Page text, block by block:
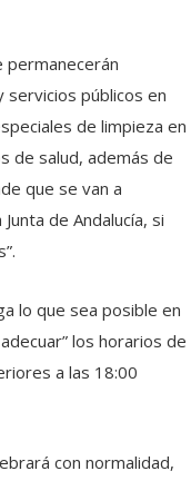
permanecerán
públicos en
de limpieza en
de salud, además de
que se van a
de Andalucía, si
lo que sea posible en
los horarios de
a las 18:00
con normalidad,